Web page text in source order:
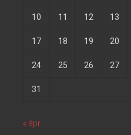
10 11 12 13
17 18 19 20
24 25 26 27
31
« ápr